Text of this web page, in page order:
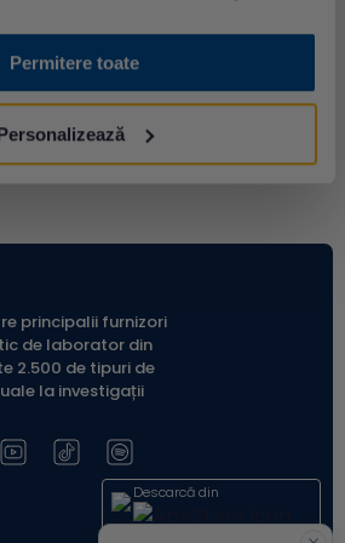
Permitere toate
principalii furnizori
de laborator din
2.500 de tipuri de
la investigații
Descarcă din